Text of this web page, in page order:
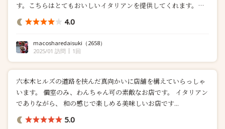
す。こちらはとてもおいしいイタリアンを提供してくれます。ま
ずアミ...
4.0
macosharedaisuki （2658）
2025/01 訪問
1回
六本木ヒルズの道路を挟んだ真向かいに店舗を構えていらっしゃ
います。 個室のみ、わんちゃん可の素敵なお店です。 イタリアン
でありながら、 和の感じで楽しめる美味しいお店です...
5.0